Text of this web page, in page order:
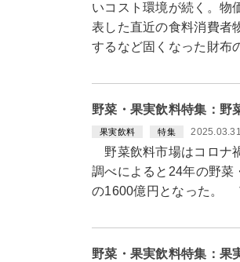
いコスト環境が続く。物
表した直近の食料消費者
するなど固くなった財布
野菜・果実飲料特集：野
果実飲料 特集 2025.03.31
野菜飲料市場はコロナ
調べによると24年の野菜
の1600億円となった。
野菜・果実飲料特集：果